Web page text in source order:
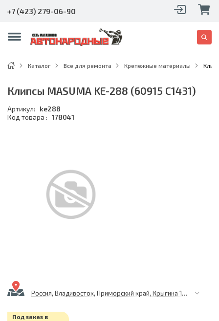
+7 (423) 279-06-90
Каталог Все для ремонта Крепежные материалы
Клипсы MASUMA KE-288 (60915 C1431)
Артикул:
ke288
Код товара : 178041
Россия, Владивосток, Приморский край, Крыгина 105
Под заказ в